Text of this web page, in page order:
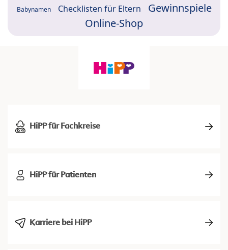
Babynamen Checklisten für Eltern
Gewinnspiele
Online-Shop
HiPP für Fachkreise
HiPP für Patienten
Karriere bei HiPP